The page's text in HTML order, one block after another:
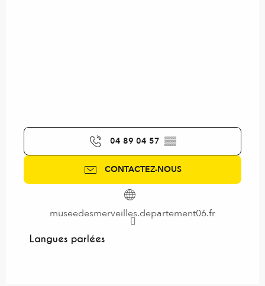
04 89 04 57 ▒▒
CONTACTEZ-NOUS
museedesmerveilles.departement06.fr
Langues parlées
Langues parlées